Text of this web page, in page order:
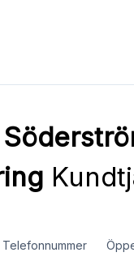
Telefonnummer